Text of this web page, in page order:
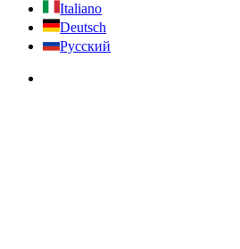
Italiano
Deutsch
Русский